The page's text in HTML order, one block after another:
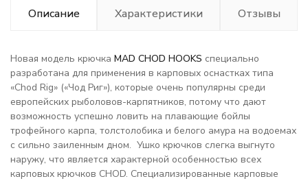
Описание Характеристики Отзывы
Новая модель крючка MAD CHOD HOOKS специально
разработана для применения в карповых оснастках типа
«Chod Rig» («Чод Риг»), которые очень популярны среди
европейских рыболовов-карпятников, потому что дают
возможность успешно ловить на плавающие бойлы
трофейного карпа, толстолобика и белого амура на водоемах
с сильно заиленным дном. Ушко крючков слегка выгнуто
наружу, что является характерной особенностью всех
карповых крючков CHOD. Специализированные карповые